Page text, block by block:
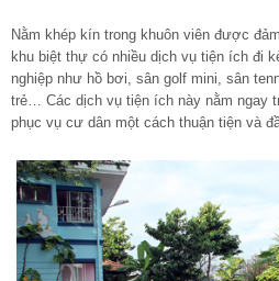
Nằm khép kín trong khuôn viên được
khu biệt thự có nhiều dịch vụ tiện ích đi
nghiệp như hồ bơi, sân golf mini, sân
trẻ… Các dịch vụ tiện ích này nằm ngay
phục vụ cư dân một cách thuận tiện và